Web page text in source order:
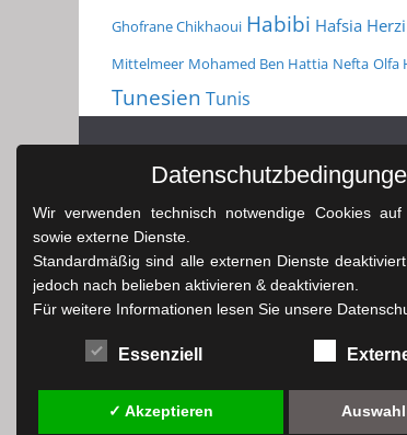
Ghofrane Chikhaoui Habibi Hafsia Herzi
Mittelmeer Mohamed Ben Hattia Nefta Olfa
Tunesien Tunis
Wir verwenden technisch notwendige Cookies
sowie externe Dienste.
Standardmäßig sind alle externen Dienste
jedoch nach belieben aktivieren & deaktivieren.
Für weitere Informationen lesen Sie unsere
Essenziell
✓ Akzeptieren